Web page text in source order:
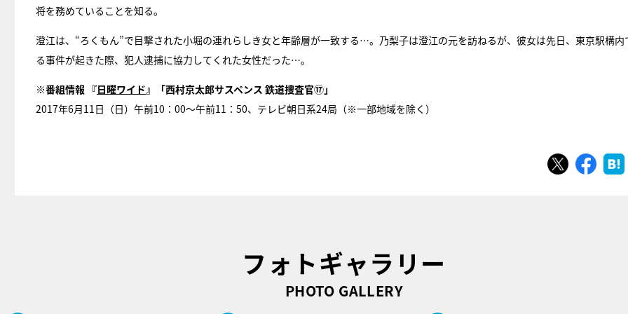
将を務めていることを知る。
澄江は、“ろくもん”で目撃された小堀の連れらしき女と年齢層が一致する…。乃梨子は澄江の元を訪ねるが、彼女は先日、東京駅構内
る事件が起きた際、犯人逮捕に協力してくれた女性だった…。
※番組情報 『日曜ワイド』「西村京太郎サスペンス 鉄道捜査官⑰」
2017年6月11日（日）午前10：00～午前11：50、テレビ朝日系24局（※一部地域を除く）
ツイートシェア
フォトギャラリー
PHOTO GALLERY